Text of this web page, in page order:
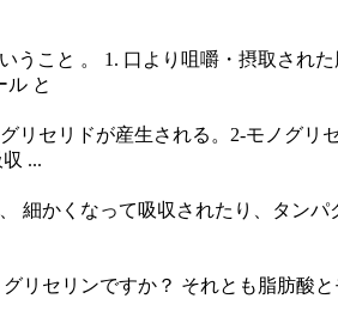
こと 。 1. 口より咀嚼・摂取され
ル と
セリドが産生される。2-モノグ
...
細かくなって吸収されたり、タン
リセリンですか？ それとも脂肪酸